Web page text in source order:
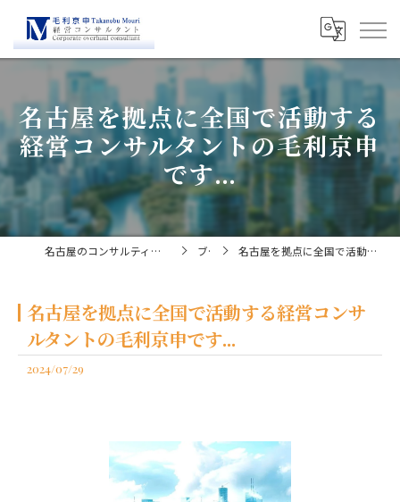
名古屋を拠点に全国で活動する
経営コンサルタントの毛利京申
です...
名古屋のコンサルティングなら経営コンサルタント毛利京申 ブログ 名古屋を拠点に全国で活動する経営コンサルタントの毛利京申です...
名古屋を拠点に全国で活動する経営コンサ
ルタントの毛利京申です...
2024/07/29